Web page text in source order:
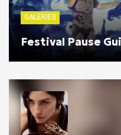
GALERIES
Festival Pause